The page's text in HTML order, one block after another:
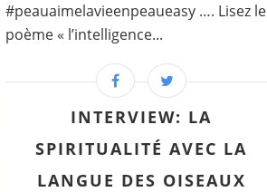
#peauaimelavieenpeaueasy …. Lisez le
poème « l’intelligence...
INTERVIEW: LA
SPIRITUALITÉ AVEC LA
LANGUE DES OISEAUX